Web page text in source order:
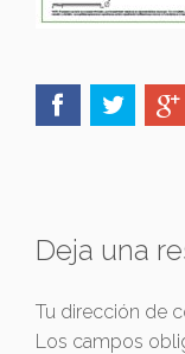
Deja una
Tu dirección de
Los campos